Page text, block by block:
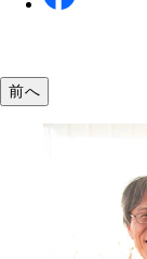
前へ